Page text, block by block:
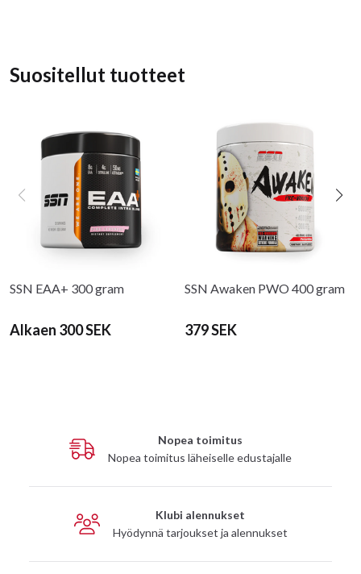
Suositellut tuotteet
SSN EAA+ 300 gram
Alkaen 300 SEK
SSN Awaken PWO 400 gram
379 SEK
Nopea toimitus
Nopea toimitus läheiselle edustajalle
Klubi alennukset
Hyödynnä tarjoukset ja alennukset